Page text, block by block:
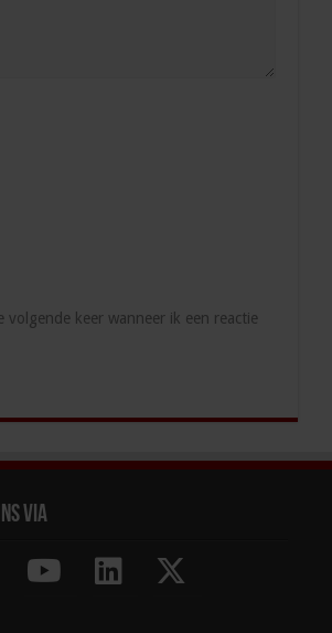
keer wanneer ik een reactie
via